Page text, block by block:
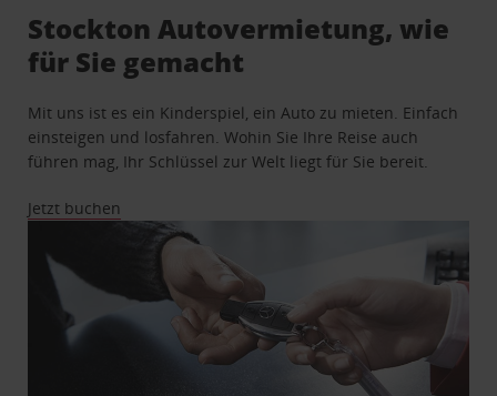
Stockton Autovermietung, wie
für Sie gemacht
Mit uns ist es ein Kinderspiel, ein Auto zu mieten. Einfach
einsteigen und losfahren. Wohin Sie Ihre Reise auch
führen mag, Ihr Schlüssel zur Welt liegt für Sie bereit.
Jetzt buchen